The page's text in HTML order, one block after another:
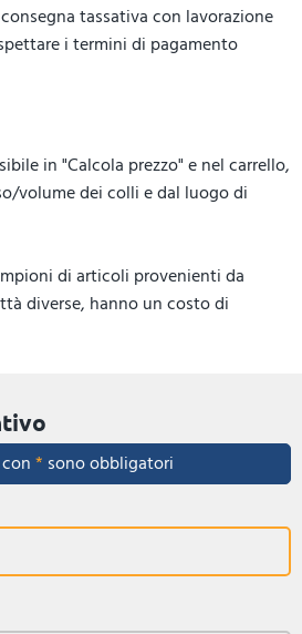
tassativa con lavorazione
i termini di pagamento
in "Calcola prezzo" e nel carrello,
volume dei colli e dal luogo di
di articoli provenienti da
diverse, hanno un costo di
* sono obbligatori